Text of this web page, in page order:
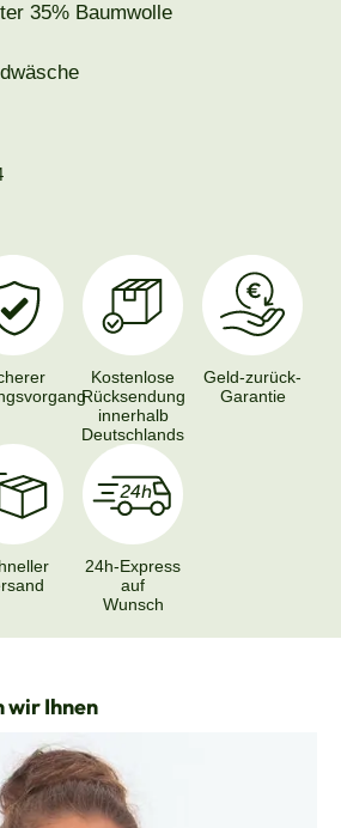
35% Baumwolle
Kostenlose
Rücksendung
innerhalb
Deutschlands
Geld-zurück-
Garantie
24h-Express
auf
Wunsch
wir Ihnen